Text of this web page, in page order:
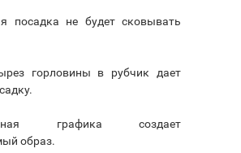
посадка не будет сковывать
горловины в рубчик дает
графика создает
образ.